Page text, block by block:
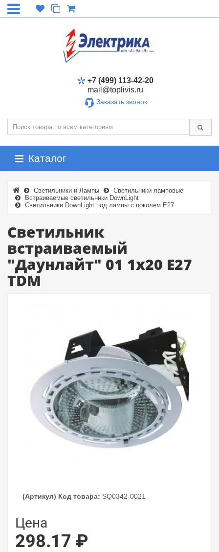
+7 (499) 113-42-20
mail@toplivis.ru
Заказать звонок
Каталог
Светильники и Лампы
Светильники ламповые
Встраиваемые светильники DownLight
Светильники DownLight под лампы с цоколем E27
Cветильник
встраиваемый
"Даунлайт" 01 1х20 E27
TDM
(Артикул) Код товара: SQ0342-0021
Цена
298.17 ₽